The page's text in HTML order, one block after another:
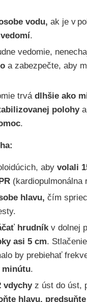
vodu, ak je v
.
vedomie,
a zabezpečte, aby
trvá dlhšie ako
polohya
.
aby volali
(kardiopulmonálna
hlavu, čím
hrudníkv dolnej
asi 5 cm.
by prebiehať
minútu.
vdychy z úst do úst,
hlavu,